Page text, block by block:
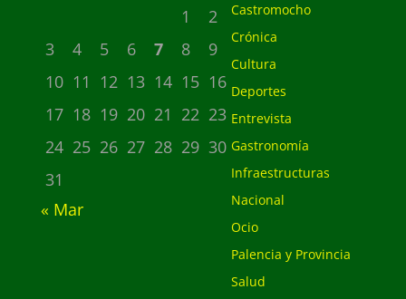
1
2
3
4 5 6 7 8
9
10 11 12 13 14 15 16
17 18 19 20 21 22 23
24 25 26 27 28 29 30
31
« Mar
Castromocho
Crónica
Cultura
Deportes
Entrevista
Gastronomía
Infraestructuras
Nacional
Ocio
Palencia y Provincia
Salud